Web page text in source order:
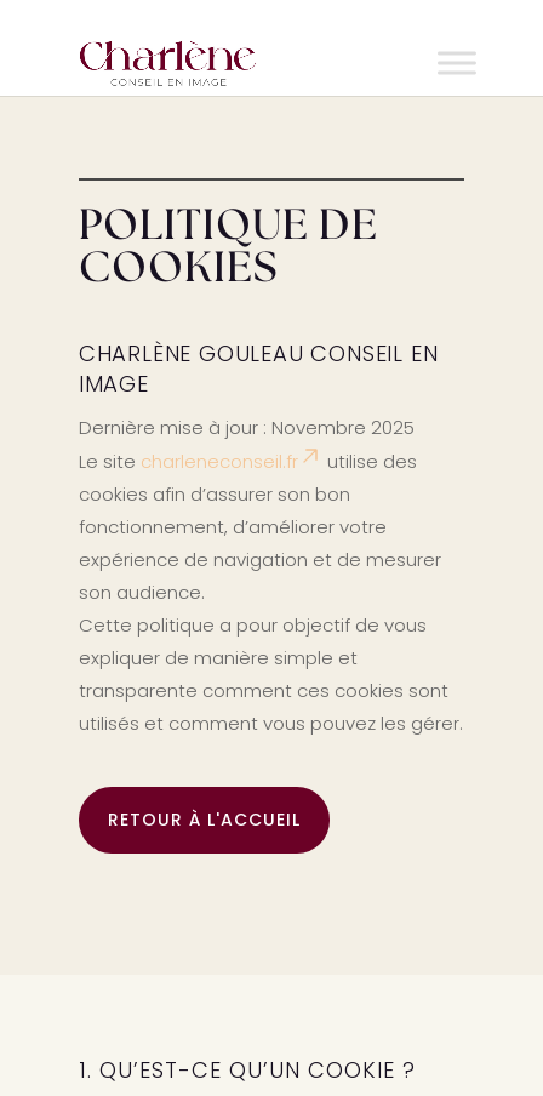
POLITIQUE DE
COOKIES
CHARLÈNE GOULEAU CONSEIL EN
IMAGE
Dernière mise à jour : Novembre 2025
Le site charleneconseil.fr
utilise des
cookies afin d’assurer son bon
fonctionnement, d’améliorer votre
expérience de navigation et de mesurer
son audience.
Cette politique a pour objectif de vous
expliquer de manière simple et
transparente comment ces cookies sont
utilisés et comment vous pouvez les gérer.
RETOUR À L'ACCUEIL
1. QU’EST-CE QU’UN COOKIE ?